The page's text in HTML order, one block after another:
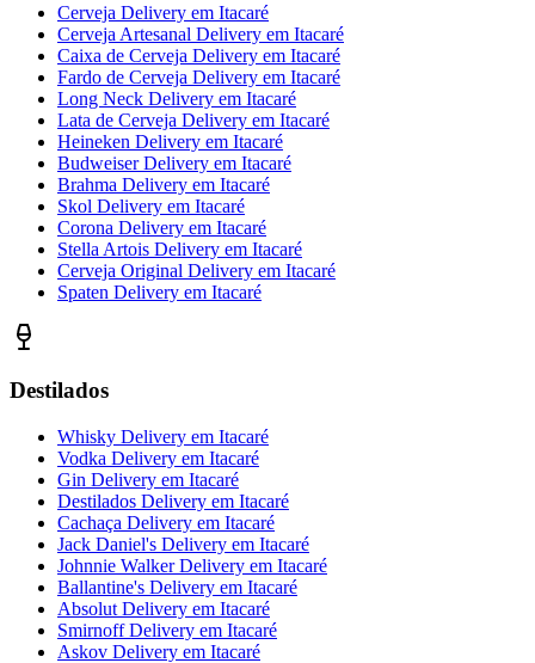
Cerveja Delivery em Itacaré
Cerveja Artesanal Delivery em Itacaré
Caixa de Cerveja Delivery em Itacaré
Fardo de Cerveja Delivery em Itacaré
Long Neck Delivery em Itacaré
Lata de Cerveja Delivery em Itacaré
Heineken Delivery em Itacaré
Budweiser Delivery em Itacaré
Brahma Delivery em Itacaré
Skol Delivery em Itacaré
Corona Delivery em Itacaré
Stella Artois Delivery em Itacaré
Cerveja Original Delivery em Itacaré
Spaten Delivery em Itacaré
Destilados
Whisky Delivery em Itacaré
Vodka Delivery em Itacaré
Gin Delivery em Itacaré
Destilados Delivery em Itacaré
Cachaça Delivery em Itacaré
Jack Daniel's Delivery em Itacaré
Johnnie Walker Delivery em Itacaré
Ballantine's Delivery em Itacaré
Absolut Delivery em Itacaré
Smirnoff Delivery em Itacaré
Askov Delivery em Itacaré